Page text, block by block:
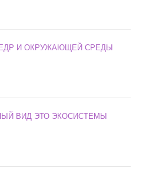
И ОКРУЖАЮЩЕЙ СРЕДЫ
ВИД ЭТО ЭКОСИСТЕМЫ